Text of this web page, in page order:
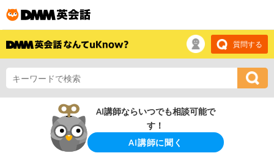
質問する
AI講師ならいつでも相談可能で
す！
AI講師に聞く